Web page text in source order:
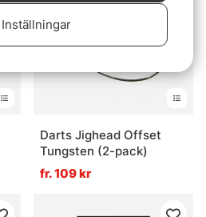
Darts Jighead Offset
Tungsten (2-pack)
fr. 109 kr
Inställningar